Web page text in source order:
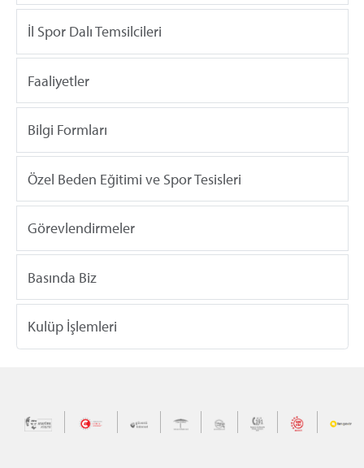
İl Spor Dalı Temsilcileri
Faaliyetler
Bilgi Formları
Özel Beden Eğitimi ve Spor Tesisleri
Görevlendirmeler
Basında Biz
Kulüp İşlemleri